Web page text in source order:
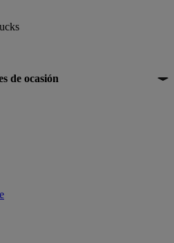
de ocasión
de camiones de ocasión